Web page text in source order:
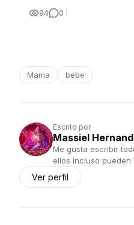
94 0
Mama bebe
Escrito por
Massiel
Me gusta escribir
ellos incluso
Ver perfil